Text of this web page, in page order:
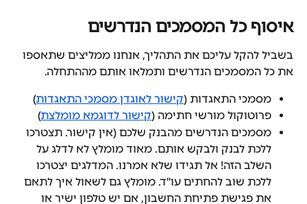
איסוף כל המסמכים הנדרשים
בשביל להקל עליכם את התהליך, אנחנו ממליצים שתאספו
את כל המסמכים הנדרשים ותמלאו אותם מההתחלה.
מסמכי התאגדות (קישור לאוגדן מסמכי התאגדות)
פרוטוקול מורשי חתימה (קישור לדוגמא מומלצת)
מסמכים הנדרשים מהבנק שלכם (אין קישור. תצטרכו
ללכת לבנק ולבקש אותם. מאוד מומלץ לא לדלג על
השלב הזה! אל תגידו שלא אמרנו. המדלגים יצטרכו
ללכת שוב להחתים עו"ד. מומלץ גם לשאול איך לתאם
את פגישת פתיחת החשבון, אם יש טלפון ישיר או